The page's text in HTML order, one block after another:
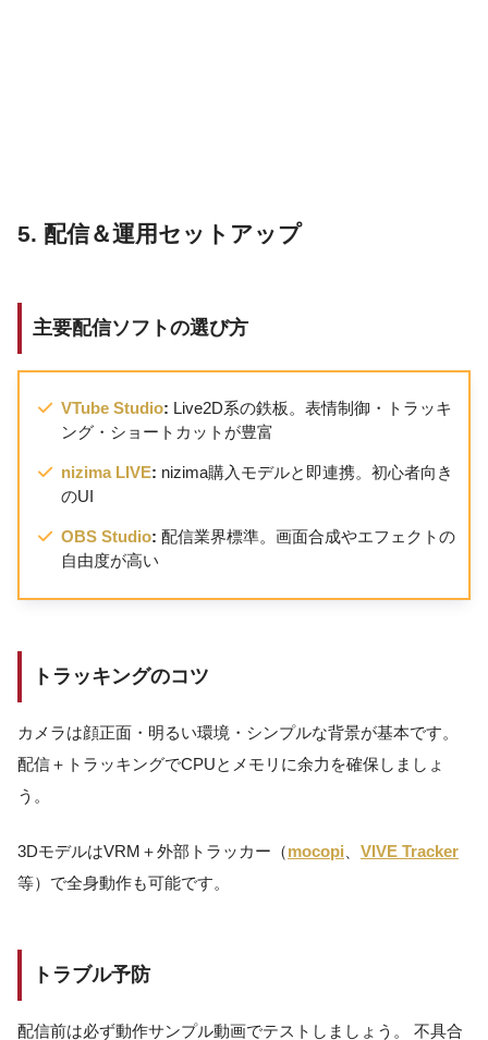
5. 配信＆運用セットアップ
主要配信ソフトの選び方
VTube Studio: Live2D系の鉄板。表情制御・トラッキ
ング・ショートカットが豊富
nizima LIVE: nizima購入モデルと即連携。初心者向き
のUI
OBS Studio: 配信業界標準。画面合成やエフェクトの
自由度が高い
トラッキングのコツ
カメラは顔正面・明るい環境・シンプルな背景が基本です。
配信＋トラッキングでCPUとメモリに余力を確保しましょ
う。
3DモデルはVRM＋外部トラッカー（mocopi
VIVE Tracker
等）で全身動作も可能です。
トラブル予防
配信前は必ず動作サンプル動画でテストしましょう。 不具合